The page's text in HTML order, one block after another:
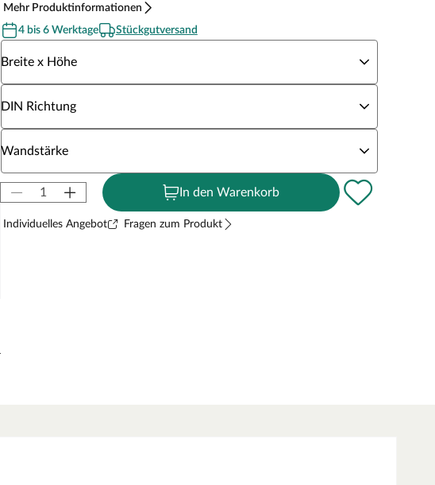
Mehr Produktinformationen
4 bis 6 Werktage
Stückgutversand
Breite x Höhe
DIN Richtung
Wandstärke
In den Warenkorb
Individuelles Angebot Fragen zum Produkt